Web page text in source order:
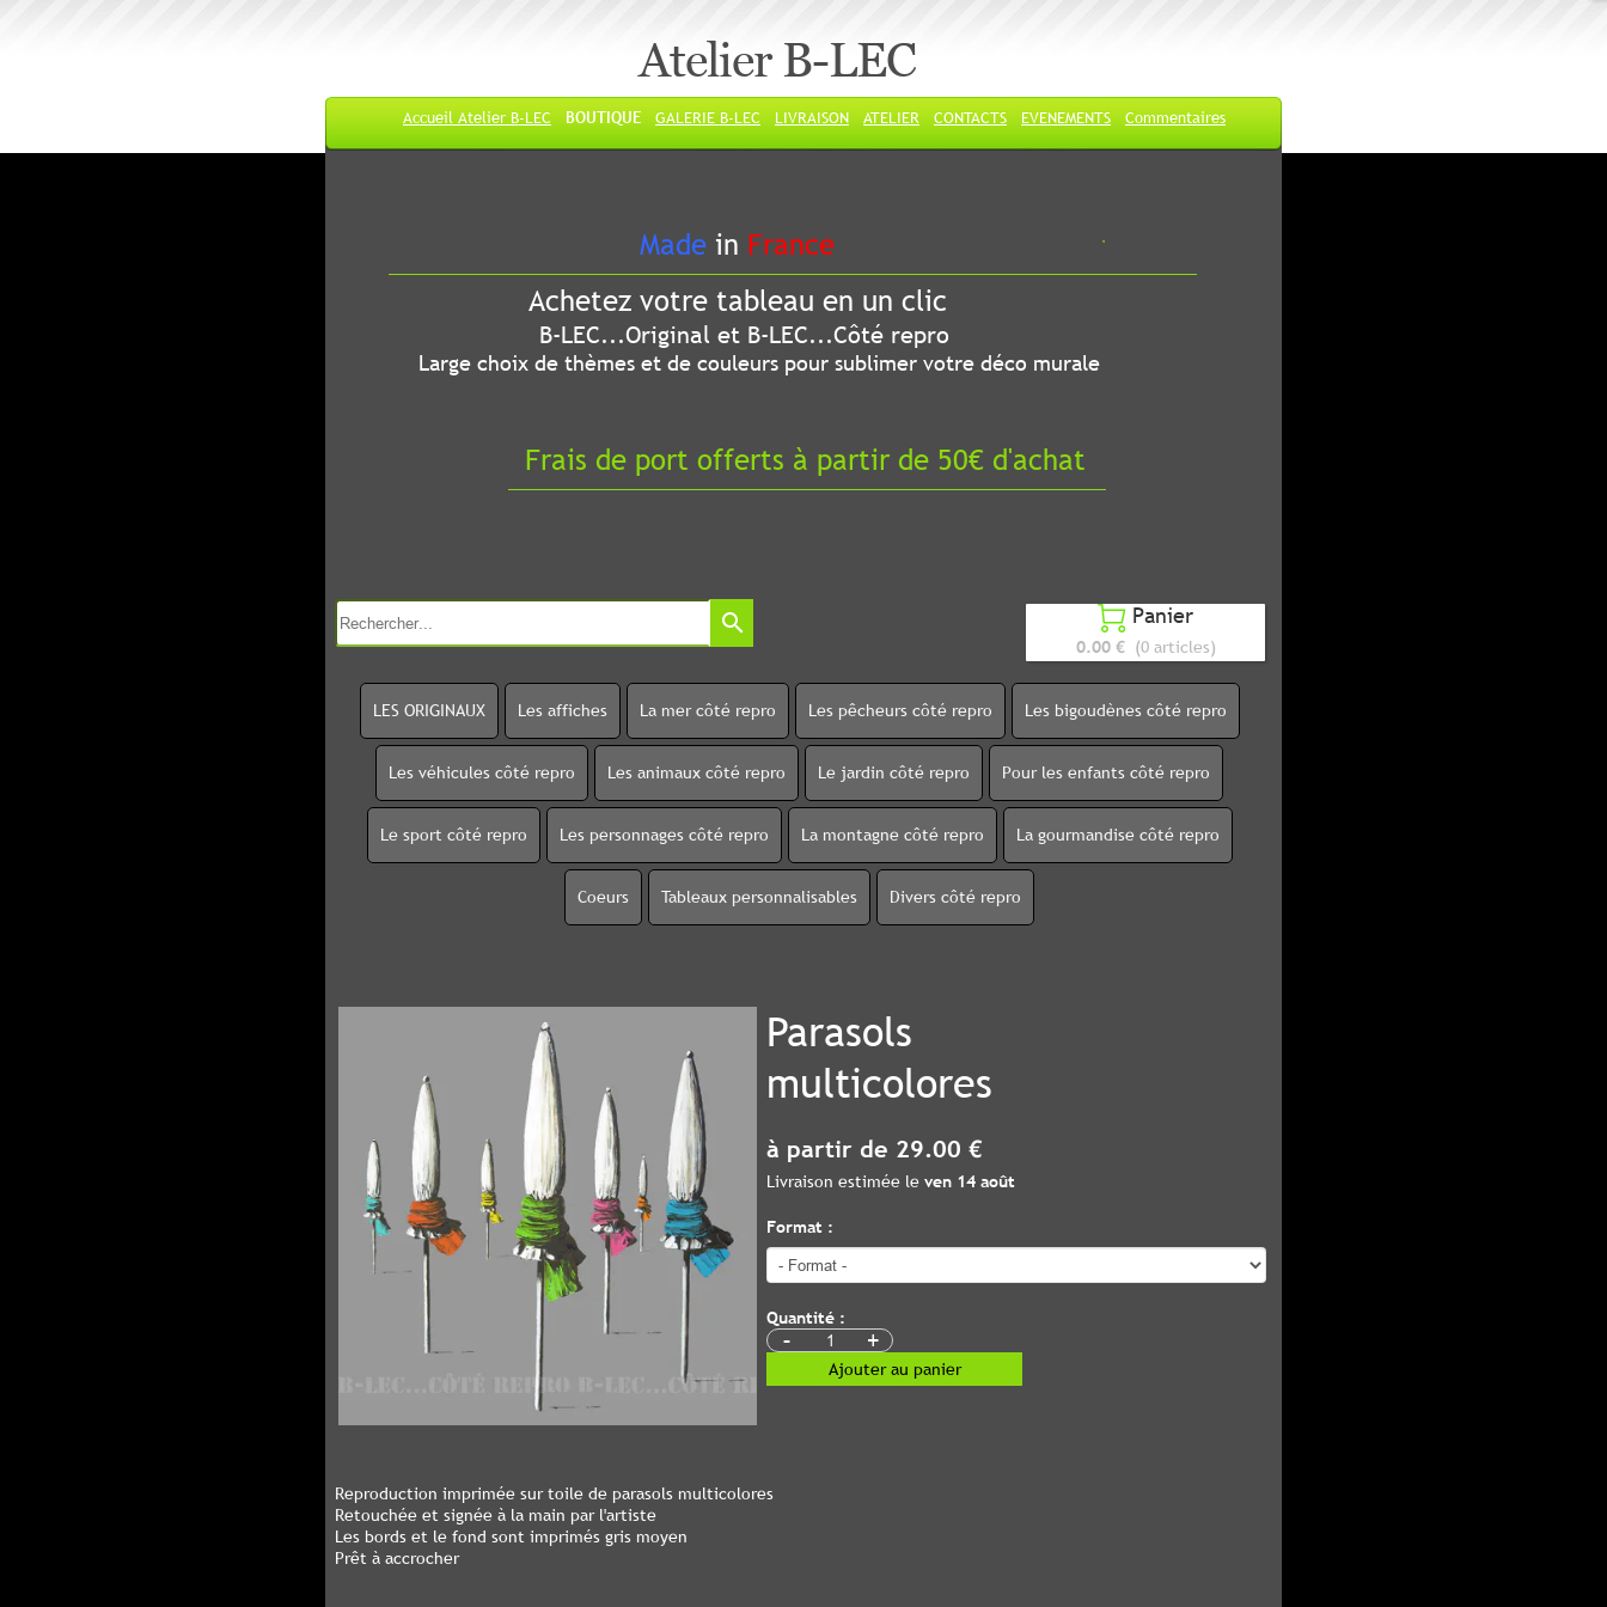
Atelier B-LEC
Accueil Atelier B-LEC BOUTIQUE GALERIE B-LEC LIVRAISON ATELIER CONTACTS EVENEMENTS Commentaires
Made in France
Achetez votre tableau en un clic
B-LEC...Original et B-LEC...Côté repro
Large choix de thèmes et de couleurs pour sublimer votre déco murale
Frais de port offerts à partir de 50€ d'achat
search  Panier
0.00 € (0 articles)
LES ORIGINAUX Les affiches La mer côté repro Les pêcheurs côté repro Les bigoudènes côté repro
Les véhicules côté repro Les animaux côté repro Le jardin côté repro Pour les enfants côté repro
Le sport côté repro Les personnages côté repro La montagne côté repro La gourmandise côté repro
Coeurs Tableaux personnalisables Divers côté repro
Parasols
multicolores
à partir de 29.00 €
Livraison estimée le ven 14 août
Format :
Quantité :
- +
Ajouter au panier
Reproduction imprimée sur toile de parasols multicolores
Retouchée et signée à la main par l'artiste
Les bords et le fond sont imprimés gris moyen
Prêt à accrocher